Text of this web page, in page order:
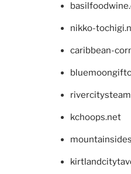
nikko-
caribbean-
kchoops.net